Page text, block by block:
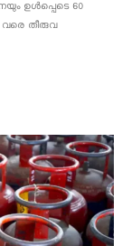
ഉൾപ്പെടെ 60
​​വരെ തീരുവ